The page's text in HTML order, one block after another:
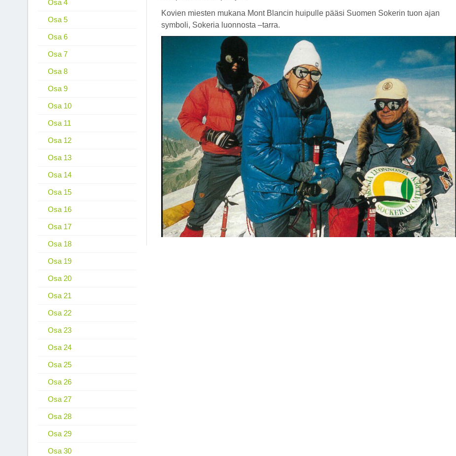
Osa 4
Osa 5
Osa 6
Osa 7
Osa 8
Osa 9
Osa 10
Osa 11
Osa 12
Osa 13
Osa 14
Osa 15
Osa 16
Osa 17
Osa 18
Osa 19
Osa 20
Osa 21
Osa 22
Osa 23
Osa 24
Osa 25
Osa 26
Osa 27
Osa 28
Osa 29
Osa 30
Kovien miesten mukana Mont Blancin huipulle pääsi Suomen Sokerin tuon ajan
symboli, Sokeria luonnosta –tarra.